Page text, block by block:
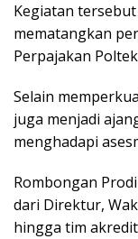
Kegiatan
mematangkan
Perpajakan
Selain
juga menjadi
menghadapi
Rombongan
dari Direktur,
hingga tim